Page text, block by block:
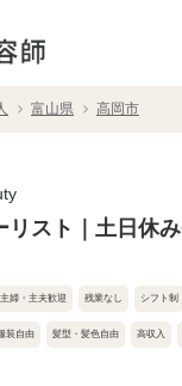
富山県 高岡市
リスト｜土日休
主婦・主夫歓迎 残業なし シフト制
装自由 髪型・髪色自由 高収入